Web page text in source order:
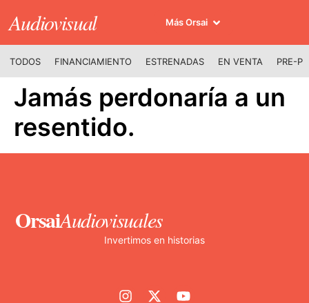
Audiovisual Más Orsai
TODOS FINANCIAMIENTO ESTRENADAS EN VENTA PRE-
Jamás perdonaría a un
resentido.
OrsaiAudiovisuales
Invertimos en historias